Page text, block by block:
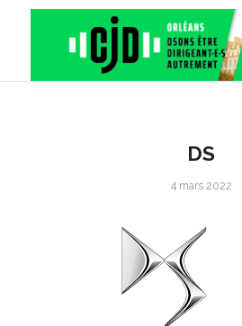
DS
4 mars 2022